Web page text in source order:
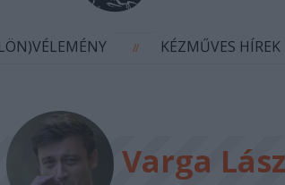
// KÉZMŰVES HÍREK
Varga